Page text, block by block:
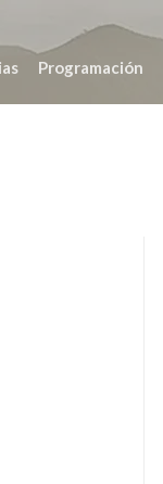
Programación